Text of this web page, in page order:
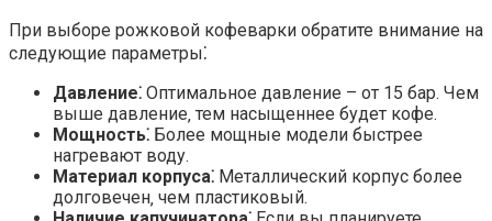
При выборе рожковой кофеварки обратите внимание на
следующие параметры⁚
Давление⁚ Оптимальное давление – от 15 бар. Чем
выше давление‚ тем насыщеннее будет кофе.
Мощность⁚ Более мощные модели быстрее
нагревают воду.
Материал корпуса⁚ Металлический корпус более
долговечен‚ чем пластиковый.